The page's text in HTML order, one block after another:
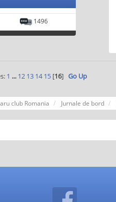
1496
1 ... 12 13 14 15[16] Go Up
club Romania Jurnale de bord